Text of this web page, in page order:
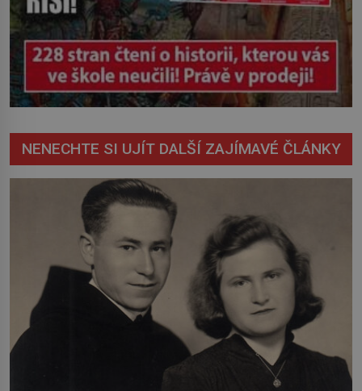
NENECHTE SI UJÍT DALŠÍ ZAJÍMAVÉ ČLÁNKY